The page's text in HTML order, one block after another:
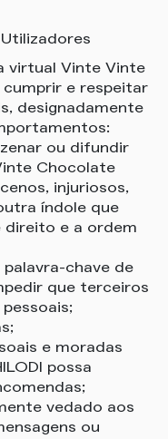
virtual Vinte Vinte
e respeitar
designadamente
ou difundir
Chocolate
injuriosos,
índole que
direito e a ordem
palavra-chave de
que terceiros
e moradas
possa
vedado aos
ou